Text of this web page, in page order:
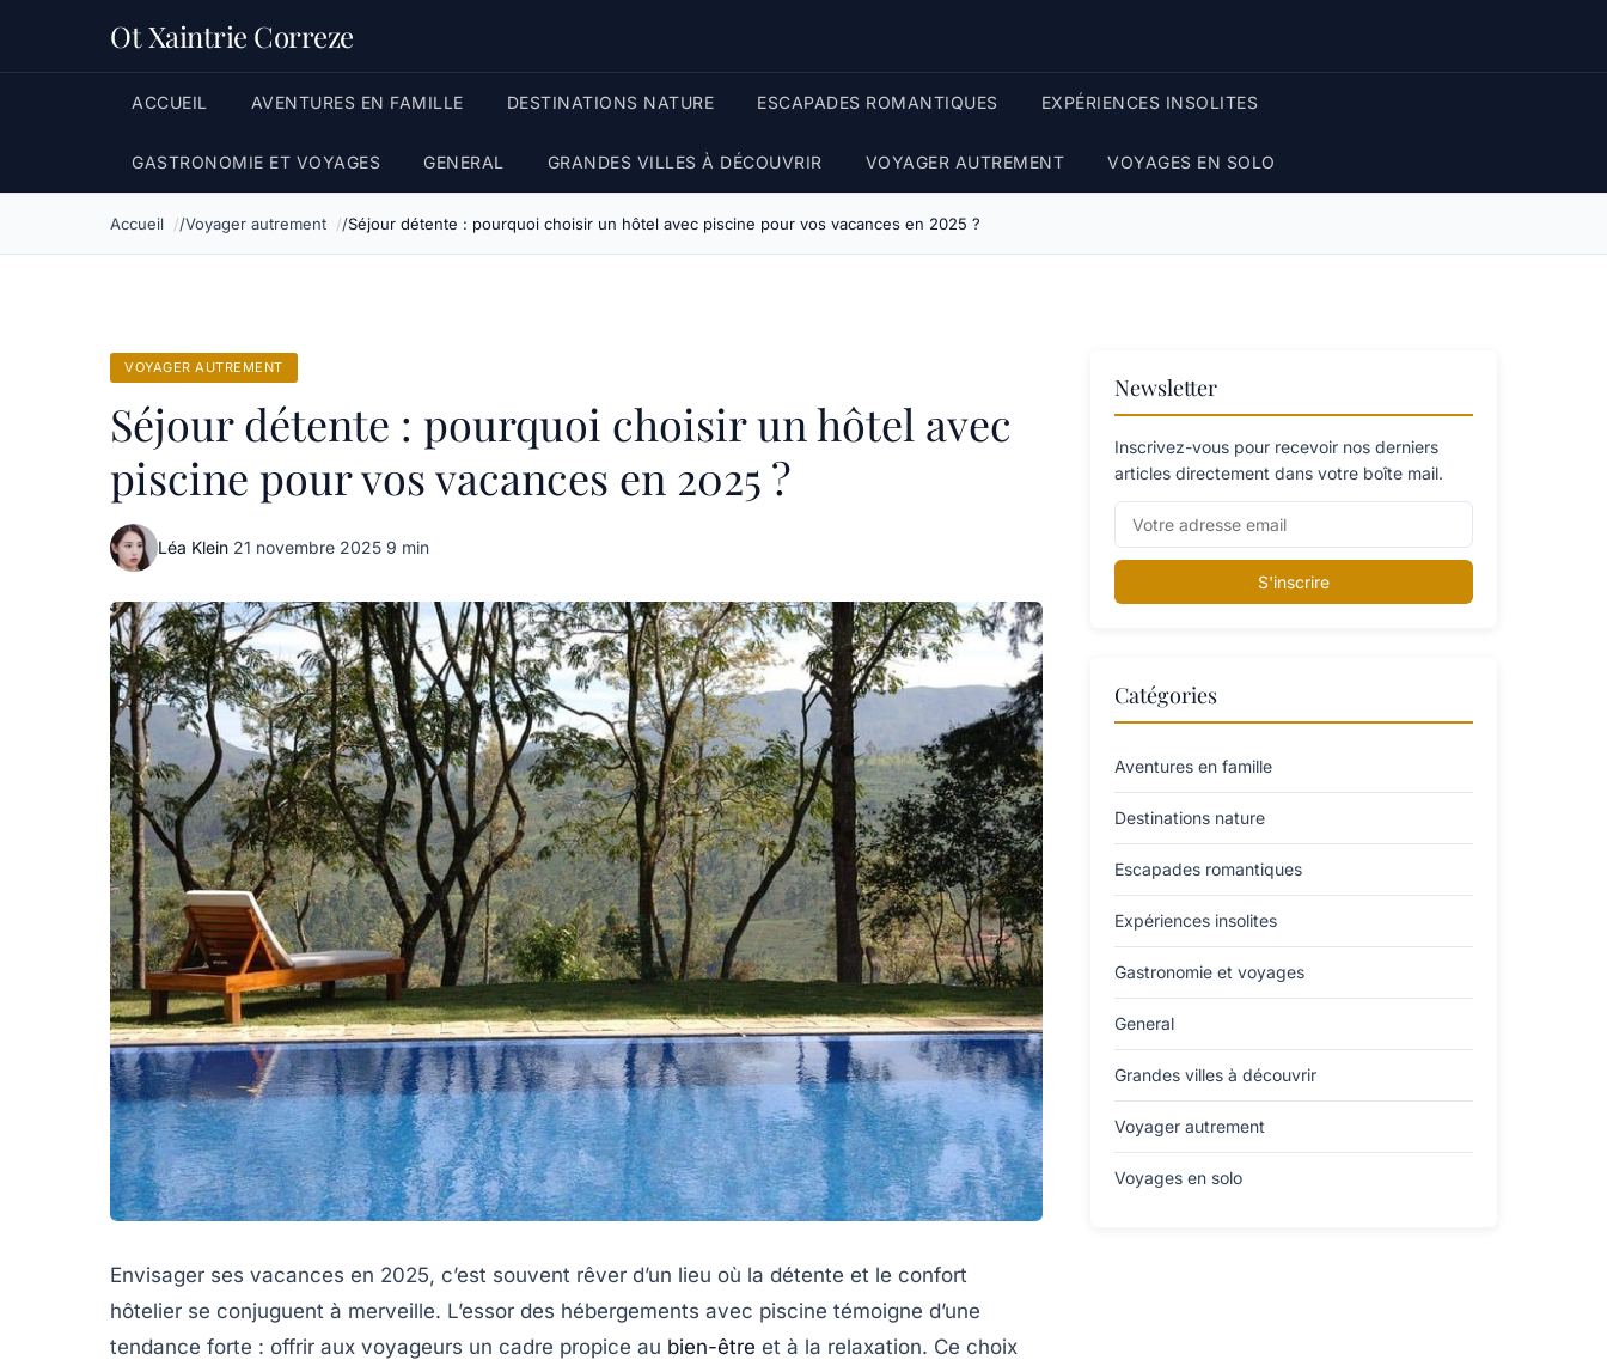
Ot Xaintrie Correze
ACCUEIL AVENTURES EN FAMILLE DESTINATIONS NATURE ESCAPADES ROMANTIQUES EXPÉRIENCES INSOLITES
GASTRONOMIE ET VOYAGES GENERAL GRANDES VILLES À DÉCOUVRIR VOYAGER AUTREMENT VOYAGES EN SOLO
Accueil Voyager autrement Séjour détente : pourquoi choisir un hôtel avec piscine pour vos vacances en 2025 ?
VOYAGER AUTREMENT
Séjour détente : pourquoi choisir un hôtel avec
piscine pour vos vacances en 2025 ?
Léa Klein·21 novembre 2025·9 min
Envisager ses vacances en 2025, c’est souvent rêver d’un lieu où la détente et le confort
hôtelier se conjuguent à merveille. L’essor des hébergements avec piscine témoigne d’une
tendance forte : offrir aux voyageurs un cadre propice au bien-être et à la relaxation. Ce choix
Newsletter
Inscrivez-vous pour recevoir nos derniers
articles directement dans votre boîte mail.
S'inscrire
Catégories
Aventures en famille
Destinations nature
Escapades romantiques
Expériences insolites
Gastronomie et voyages
General
Grandes villes à découvrir
Voyager autrement
Voyages en solo